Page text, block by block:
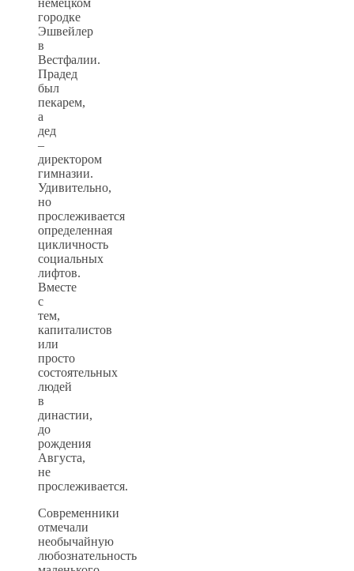
городке
Эшвейлер
в
Вестфалии.
Прадед
был
пекарем,
а
дед
–
директором
гимназии.
Удивительно,
но
прослеживается
определенная
цикличность
социальных
лифтов.
Вместе
с
тем,
капиталистов
или
просто
состоятельных
людей
в
династии,
до
рождения
Августа,
не
прослеживается.
Современники
отмечали
необычайную
любознательность